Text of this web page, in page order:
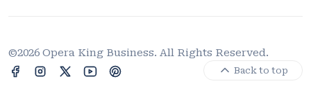
©2026 Opera King Business. All Rights Reserved.
Back to top